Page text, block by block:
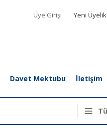
Üye Girişi Yeni Üyelik
Davet Mektubu İletişim